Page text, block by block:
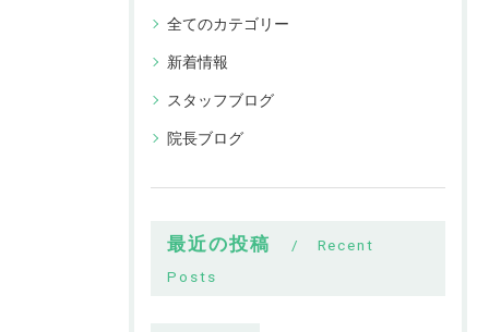
全てのカテゴリー
新着情報
スタッフブログ
院長ブログ
最近の投稿
Recent
Posts